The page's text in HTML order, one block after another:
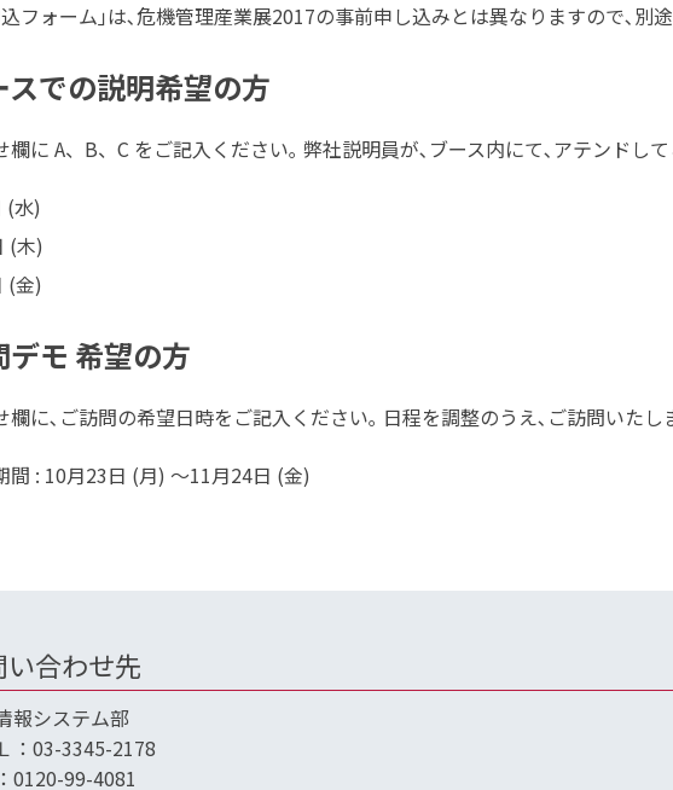
フォーム｣は､危機管理産業展2017の事前申し込みとは異なりますので､別
スでの説明希望の方
欄に A、B、C をご記入ください｡ 弊社説明員が､ブース内にて､アテンドし
(水)
(木)
(金)
デモ 希望の方
欄に､ご訪問の希望日時をご記入ください｡ 日程を調整のうえ､ご訪問いたし
: 10月23日 (月) ～11月24日 (金)
い合わせ先
報システム部
：03-3345-2178
0120-99-4081